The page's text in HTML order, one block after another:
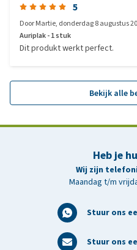
5
DoorMartie, donderdag 8 augustus
Auriplak - 1 stuk
Dit produkt werkt perfect.
Bekijk alle
Heb je
Wij zijn
Maandag t/m
Stuur ons
Stuur ons